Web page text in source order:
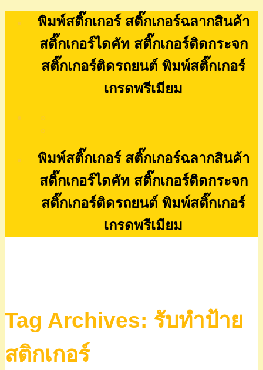
พิมพ์สติ๊กเกอร์ สติ๊กเกอร์ฉลากสินค้า
สติ๊กเกอร์ไดคัท สติ๊กเกอร์ติดกระจก
สติ๊กเกอร์ติดรถยนต์ พิมพ์สติ๊กเกอร์
เกรดพรีเมียม
พิมพ์สติ๊กเกอร์ สติ๊กเกอร์ฉลากสินค้า
สติ๊กเกอร์ไดคัท สติ๊กเกอร์ติดกระจก
สติ๊กเกอร์ติดรถยนต์ พิมพ์สติ๊กเกอร์
เกรดพรีเมียม
Tag Archives: รับทำป้าย
สติกเกอร์